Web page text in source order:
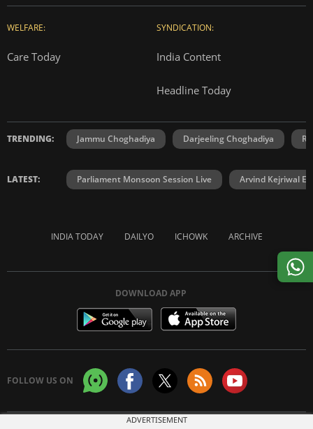
WELFARE:
Care Today
SYNDICATION:
India Content
Headline Today
TRENDING: Jammu Choghadiya Darjeeling Choghadiya
LATEST: Parliament Monsoon Session Live Arvind Kejriwal
INDIA TODAY DAILYO ICHOWK ARCHIVE
DOWNLOAD APP
FOLLOW US ON
ADVERTISEMENT